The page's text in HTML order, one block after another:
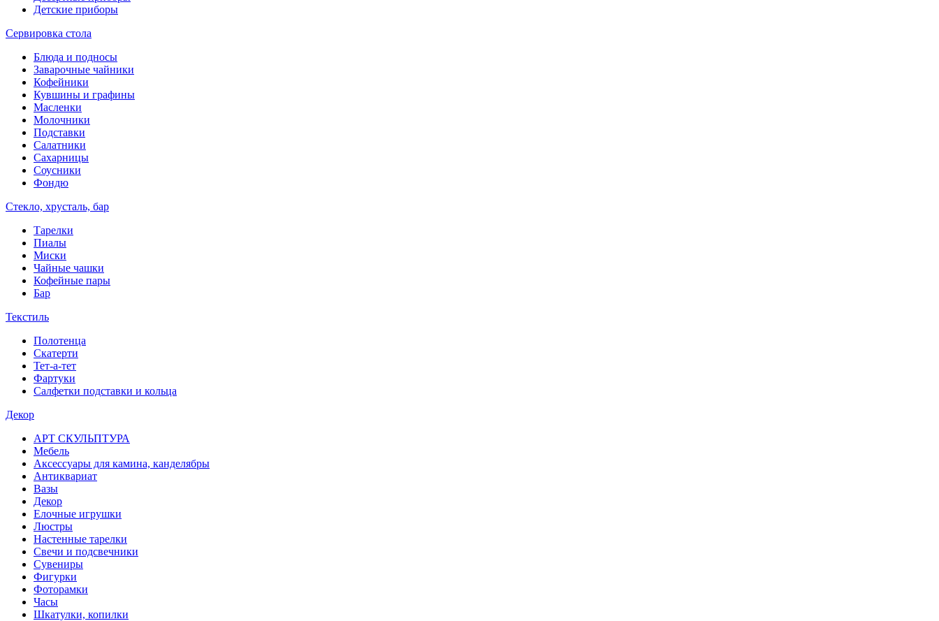
Детские приборы
Сервировка стола
Блюда и подносы
Заварочные чайники
Кофейники
Кувшины и графины
Масленки
Молочники
Подставки
Салатники
Сахарницы
Соусники
Фондю
Стекло, хрусталь, бар
Тарелки
Пиалы
Миски
Чайные чашки
Кофейные пары
Бар
Текстиль
Полотенца
Скатерти
Тет-а-тет
Фартуки
Салфетки подставки и кольца
Декор
АРТ СКУЛЬПТУРА
Мебель
Аксессуары для камина, канделябры
Антиквариат
Вазы
Декор
Елочные игрушки
Люстры
Настенные тарелки
Свечи и подсвечники
Сувениры
Фигурки
Фоторамки
Часы
Шкатулки, копилки